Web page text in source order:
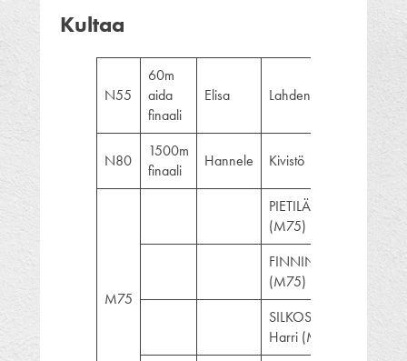
Kultaa
N55
60m
aida
finaali
Elisa Lahdensuo 9.90
N80
1500m
finaali
Hannele Kivistö
M75
PIETILÄ Taisto
(M75)
FINNING Ahti
(M75)
SILKOSUO
Harri (M75)